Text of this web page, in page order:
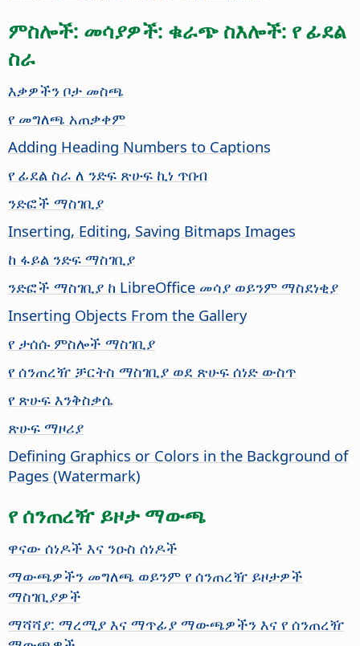
ምስሎች: መሳያዎች: ቁራጭ ስእሎች: የ ፊደል
ስራ
እቃዎችን ቦታ መስጫ
የ መግለጫ አጠቃቀም
Adding Heading Numbers to Captions
የ ፊደል ስራ ለ ንድፍ ጽሁፍ ኪነ ጥበብ
ንድፎች ማስገቢያ
Inserting, Editing, Saving Bitmaps Images
ከ ፋይል ንድፍ ማስገቢያ
ንድፎች ማስገቢያ ከ LibreOffice መሳያ ወይንም ማስደነቂያ
Inserting Objects From the Gallery
የ ታሰሱ ምስሎች ማስገቢያ
የ ሰንጠረዥ ቻርትስ ማስገቢያ ወደ ጽሁፍ ሰነድ ውስጥ
የ ጽሁፍ እንቅስቃሴ
ጽሁፍ ማዞሪያ
Defining Graphics or Colors in the Background of
Pages (Watermark)
የ ሰንጠረዥ ይዞታ ማውጫ
ዋናው ሰነዶች እና ንዑስ ሰነዶች
ማውጫዎችን መግለጫ ወይንም የ ሰንጠረዥ ይዞታዎች
ማስገቢያዎች
ማሻሻያ: ማረሚያ እና ማጥፊያ ማውጫዎችን እና የ ሰንጠረዥ